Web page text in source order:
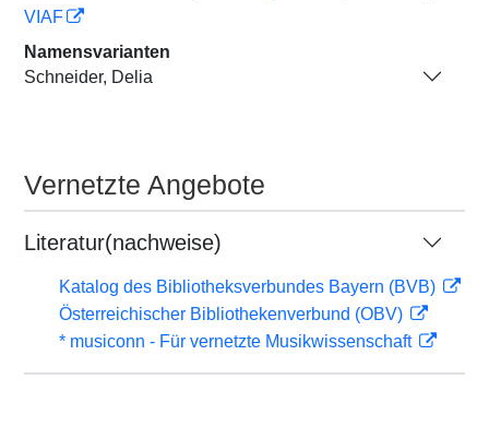
VIAF
Namensvarianten
Schneider, Delia
Vernetzte Angebote
Literatur(nachweise)
Katalog des Bibliotheksverbundes Bayern (BVB)
Österreichischer Bibliothekenverbund (OBV)
* musiconn - Für vernetzte Musikwissenschaft